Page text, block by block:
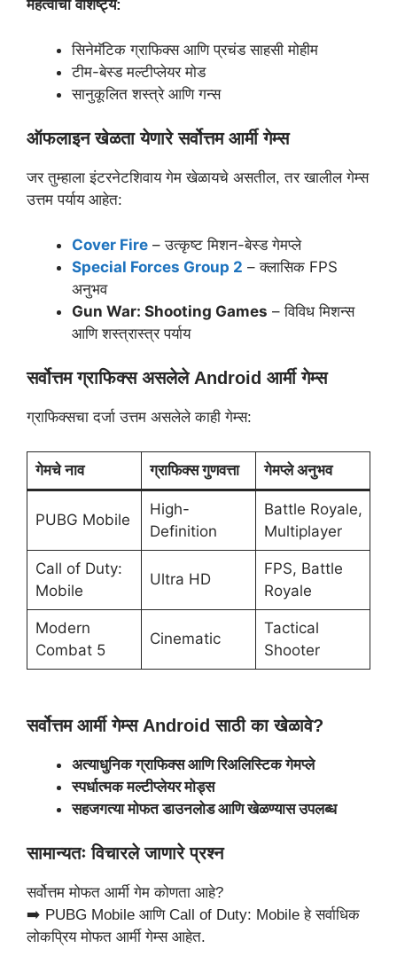
महत्वाची वैशिष्ट्ये:
सिनेमॅटिक ग्राफिक्स आणि प्रचंड साहसी मोहीम
टीम-बेस्ड मल्टीप्लेयर मोड
सानुकूलित शस्त्रे आणि गन्स
ऑफलाइन खेळता येणारे सर्वोत्तम आर्मी गेम्स
जर तुम्हाला इंटरनेटशिवाय गेम खेळायचे असतील, तर खालील गेम्स
उत्तम पर्याय आहेत:
Cover Fire – उत्कृष्ट मिशन-बेस्ड गेमप्ले
Special Forces Group 2 – क्लासिक FPS
अनुभव
Gun War: Shooting Games – विविध मिशन्स
आणि शस्त्रास्त्र पर्याय
सर्वोत्तम ग्राफिक्स असलेले Android आर्मी गेम्स
ग्राफिक्सचा दर्जा उत्तम असलेले काही गेम्स:
गेमचे नाव ग्राफिक्स गुणवत्ता गेमप्ले अनुभव
PUBG Mobile
High-
Definition
Battle Royale,
Multiplayer
Call of Duty:
Mobile
Ultra HD
FPS, Battle
Royale
Modern
Combat 5
Cinematic
Tactical
Shooter
सर्वोत्तम आर्मी गेम्स Android साठी का खेळावे?
अत्याधुनिक ग्राफिक्स आणि रिअलिस्टिक गेमप्ले
स्पर्धात्मक मल्टीप्लेयर मोड्स
सहजगत्या मोफत डाउनलोड आणि खेळण्यास उपलब्ध
सामान्यतः विचारले जाणारे प्रश्न
सर्वोत्तम मोफत आर्मी गेम कोणता आहे?
➡️ PUBG Mobile आणि Call of Duty: Mobile हे सर्वाधिक
लोकप्रिय मोफत आर्मी गेम्स आहेत.